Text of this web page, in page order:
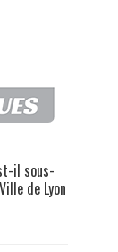
il sous-
de Lyon